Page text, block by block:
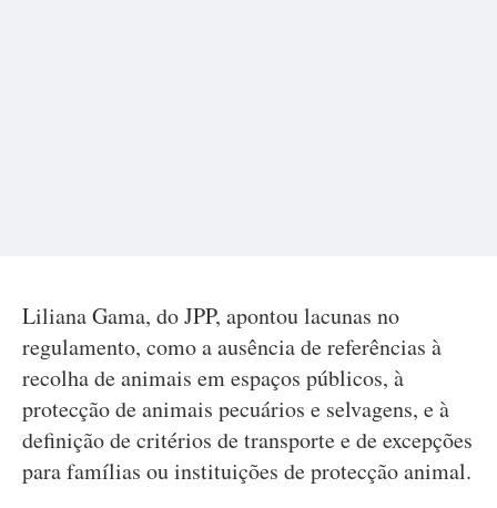
Liliana Gama, do JPP, apontou lacunas no
regulamento, como a ausência de referências à
recolha de animais em espaços públicos, à
protecção de animais pecuários e selvagens, e à
definição de critérios de transporte e de excepções
para famílias ou instituições de protecção animal.